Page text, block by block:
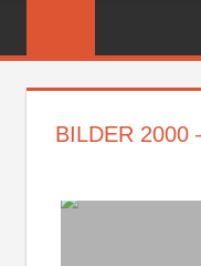
BILDER 2000